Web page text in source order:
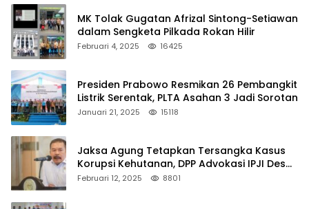
MK Tolak Gugatan Afrizal Sintong-Setiawan
dalam Sengketa Pilkada Rokan Hilir
Februari 4, 2025 16425
Presiden Prabowo Resmikan 26 Pembangkit
Listrik Serentak, PLTA Asahan 3 Jadi Sorotan
Januari 21, 2025 15118
Jaksa Agung Tetapkan Tersangka Kasus
Korupsi Kehutanan, DPP Advokasi IPJI Desak
Pengusutan Pajak RAPP
Februari 12, 2025 8801